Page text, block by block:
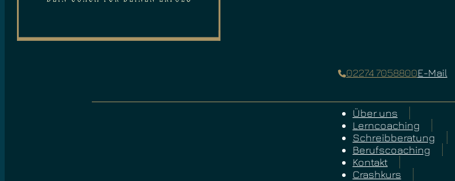
02274 7058800E-Mail
Über uns
Lerncoaching
Schreibberatung
Berufscoaching
Kontakt
Crashkurs